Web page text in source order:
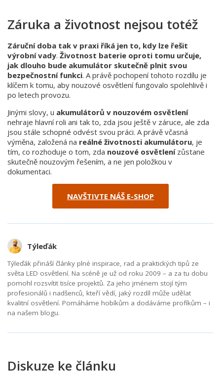
Záruka a životnost nejsou totéž
Záruční doba tak v praxi říká jen to, kdy lze řešit
výrobní vady. Životnost baterie oproti tomu určuje,
jak dlouho bude akumulátor skutečně plnit svou
bezpečnostní funkci. A právě pochopení tohoto rozdílu je
klíčem k tomu, aby nouzové osvětlení fungovalo spolehlivě i
po letech provozu.
Jinými slovy, u akumulátorů v nouzovém osvětlení
nehraje hlavní roli ani tak to, zda jsou ještě v záruce, ale zda
jsou stále schopné odvést svou práci. A právě včasná
výměna, založená na reálné životnosti akumulátoru, je
tím, co rozhoduje o tom, zda nouzové osvětlení zůstane
skutečně nouzovým řešením, a ne jen položkou v
dokumentaci.
NAVŠTIVTE NÁŠ E-SHOP
Týleďák
Týleďák přináší články plné inspirace, rad a praktických tipů ze
světa LED osvětlení. Na scéně je už od roku 2009 – a za tu dobu
pomohl rozsvítit tisíce projektů. Za jeho jménem stojí tým
profesionálů i nadšenců, kteří vědí, jaký rozdíl může udělat
kvalitní osvětlení. Pomáháme hobíkům a dodáváme profíkům – i
na našem blogu.
Diskuze ke článku